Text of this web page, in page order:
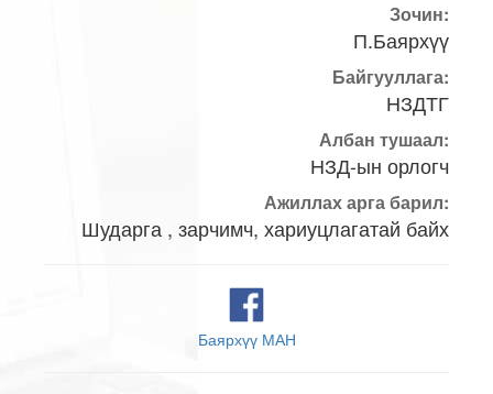
Зочин:
П.Баярхүү
Байгууллага:
НЗДТГ
Албан тушаал:
НЗД-ын орлогч
Ажиллах арга барил:
Шударга , зарчимч, хариуцлагатай байх
Баярхүү МАН